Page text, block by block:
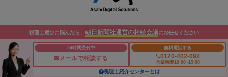
税理士選びに悩んだら、 朝日新聞社運営の相続会議にお任せください
24時間受付中
メールで相談する
無料電話する
0120-402-092
営業時間10:00~19:00
税理士紹介センターとは
Copyright© The Asahi Shimbun Company. All Rights Reserved.